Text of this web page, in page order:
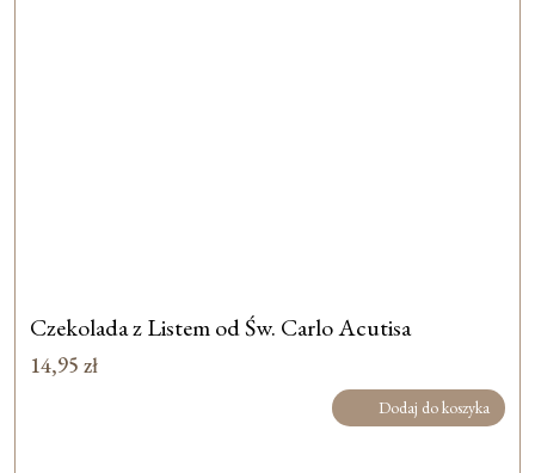
Czekolada z Listem od Św. Carlo Acutisa
14,95 zł
Dodaj do koszyka